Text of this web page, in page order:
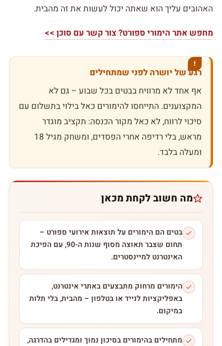
האהובים עליך הוא שאתה יכול לעשות את זה מהבית.
מחפש אתר הימורי ספורט? צור קשר עם סוכן >>
רגע של יושרה לפני שמתחילים
אף אחד לא מרוויח בבטים בכל שבוע – גם לא
המקצוענים. התייחסו להימורים כאל בילוי בתשלום עם
סיכוי לרווח, לא כאל מקור הכנסה: תקציב מוגדר
מראש, בלי רדיפה אחרי הפסדים, ומשחק מגיל 18
ומעלה בלבד.
מה חשוב לקחת מכאן
בטים הם הימורים על תוצאות אירועי ספורט –
תחום שצבר תאוצה מסוף שנות ה-90, עם הפיכת
האינטרנט למיינסטרים.
הימורים מרחוק מתבצעים באתרי אינטרנט,
באפליקציות לנייד או בטלפון – מהבית, בלי תלות
במיקום.
מתחילים בהימורים בסיכון נמוך ומגדילים בהדרגה,